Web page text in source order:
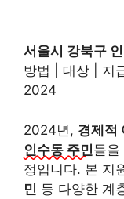
서울시 강북구
방법 | 대상 | 지
2024
2024년, 경제적
인수동 주민들을
정입니다. 본 지
민 등 다양한 계